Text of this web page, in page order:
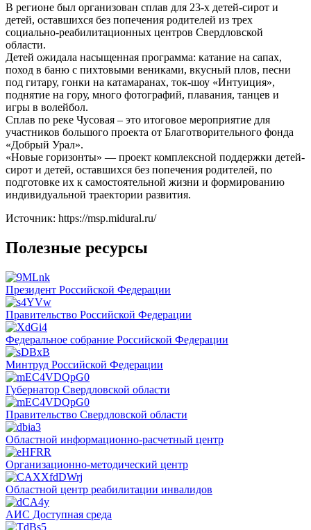
В регионе был организован сплав для 23-х детей-сирот и
детей, оставшихся без попечения родителей из трех
социально-реабилитационных центров Свердловской
области.
Детей ожидала насыщенная программа: катание на сапах,
поход в баню с пихтовыми вениками, вкусный плов, песни
под гитару, гонки на катамаранах, ток-шоу «Интуиция»,
поднятие на гору, много фотографий, плавания, танцев и
игры в волейбол.
Сплав по реке Чусовая – это итоговое мероприятие для
участников большого проекта от Благотворительного фонда
«Добрый Урал».
«Новые горизонты» — проект комплексной поддержки детей-
сирот и детей, оставшихся без попечения родителей, по
подготовке их к самостоятельной жизни и формированию
индивидуальной траектории развития.
Источник: https://msp.midural.ru/
Полезные ресурсы
Президент Российской Федерации
Правительство Российской Федерации
Федеральное собрание Российской Федерации
Минтруд Российской Федерации
Губернатор Свердловской области
Правительство Свердловской области
Областной информационно-расчетный центр
Организационно-методический центр
Областной центр реабилитации инвалидов
АИС Доступная среда